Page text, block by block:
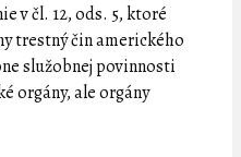
v čl. 12, ods. 5, ktoré
trestný čin amerického
služobnej povinnosti
orgány, ale orgány